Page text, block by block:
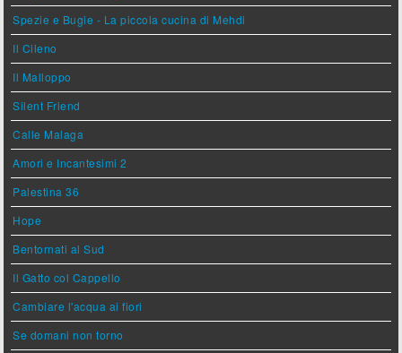
Spezie e Bugie - La piccola cucina di Mehdi
Il Cileno
Il Malloppo
Silent Friend
Calle Malaga
Amori e Incantesimi 2
Palestina 36
Hope
Bentornati al Sud
Il Gatto col Cappello
Cambiare l'acqua ai fiori
Se domani non torno